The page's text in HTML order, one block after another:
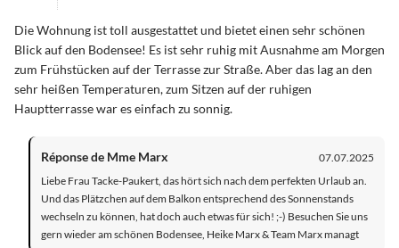
Die Wohnung ist toll ausgestattet und bietet einen sehr schönen
Blick auf den Bodensee! Es ist sehr ruhig mit Ausnahme am Morgen
zum Frühstücken auf der Terrasse zur Straße. Aber das lag an den
sehr heißen Temperaturen, zum Sitzen auf der ruhigen
Hauptterrasse war es einfach zu sonnig.
Réponse de Mme Marx
07.07.2025
Liebe Frau Tacke-Paukert, das hört sich nach dem perfekten Urlaub an.
Und das Plätzchen auf dem Balkon entsprechend des Sonnenstands
wechseln zu können, hat doch auch etwas für sich! ;-) Besuchen Sie uns
gern wieder am schönen Bodensee, Heike Marx & Team Marx managt